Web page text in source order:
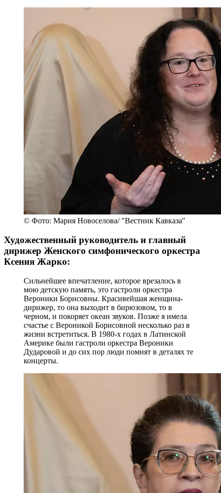
© Фото: Мария Новоселова/ "Вестник Кавказа"
Художественный руководитель и главный
дирижер Женского симфонического оркестра
Ксения Жарко:
Сильнейшее впечатление, которое врезалось в
мою детскую память, это гастроли оркестра
Вероники Борисовны. Красивейшая женщина-
дирижер, то она выходит в бирюзовом, то в
черном, и покоряет океан звуков. Позже я имела
счастье с Вероникой Борисовной несколько раз в
жизни встретиться. В 1980-х годах в Латинской
Америке были гастроли оркестра Вероники
Дударовой и до сих пор люди помнят в деталях те
концерты.